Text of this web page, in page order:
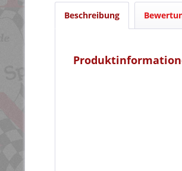
Beschreibung